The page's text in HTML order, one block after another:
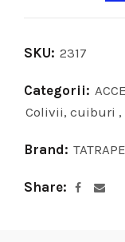
SKU: 2317
Categorii:
Colivii, cuiburi ,
Brand:
Share